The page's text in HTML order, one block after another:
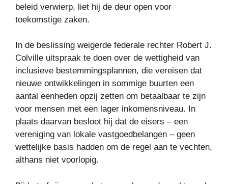
beleid verwierp, liet hij de deur open voor
toekomstige zaken.
In de beslissing weigerde federale rechter Robert J.
Colville uitspraak te doen over de wettigheid van
inclusieve bestemmingsplannen, die vereisen dat
nieuwe ontwikkelingen in sommige buurten een
aantal eenheden opzij zetten om betaalbaar te zijn
voor mensen met een lager inkomensniveau. In
plaats daarvan besloot hij dat de eisers – een
vereniging van lokale vastgoedbelangen – geen
wettelijke basis hadden om de regel aan te vechten,
althans niet voorlopig.